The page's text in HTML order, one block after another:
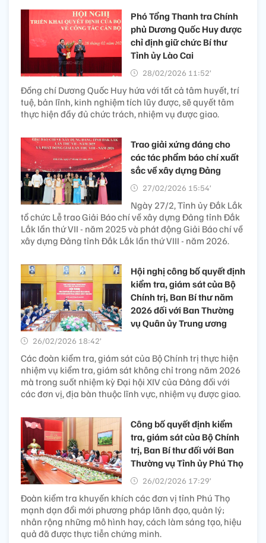
Phó Tổng Thanh tra Chính
phủ Dương Quốc Huy được
chỉ định giữ chức Bí thư
Tỉnh ủy Lào Cai
28/02/2026 11:52’
Đồng chí Dương Quốc Huy hứa với tất cả tâm huyết, trí
tuệ, bản lĩnh, kinh nghiệm tích lũy được, sẽ quyết tâm
thực hiện đầy đủ chức trách, nhiệm vụ được giao.
Trao giải xứng đáng cho
các tác phẩm báo chí xuất
sắc về xây dựng Đảng
27/02/2026 15:54’
Ngày 27/2, Tỉnh ủy Đắk Lắk
tổ chức Lễ trao Giải Báo chí về xây dựng Đảng tỉnh Đắk
Lắk lần thứ VII - năm 2025 và phát động Giải Báo chí về
xây dựng Đảng tỉnh Đắk Lắk lần thứ VIII - năm 2026.
Hội nghị công bố quyết định
kiểm tra, giám sát của Bộ
Chính trị, Ban Bí thư năm
2026 đối với Ban Thường
vụ Quân ủy Trung ương
26/02/2026 18:42’
Các đoàn kiểm tra, giám sát của Bộ Chính trị thực hiện
nhiệm vụ kiểm tra, giám sát không chỉ trong năm 2026
mà trong suốt nhiệm kỳ Đại hội XIV của Đảng đối với
các đơn vị, địa bàn thuộc lĩnh vực, nhiệm vụ được giao.
Công bố quyết định kiểm
tra, giám sát của Bộ Chính
trị, Ban Bí thư đối với Ban
Thường vụ Tỉnh ủy Phú Thọ
26/02/2026 17:29’
Đoàn kiểm tra khuyến khích các đơn vị tỉnh Phú Thọ
mạnh dạn đổi mới phương pháp lãnh đạo, quản lý;
nhân rộng những mô hình hay, cách làm sáng tạo, hiệu
quả đã được thực tiễn chứng minh.